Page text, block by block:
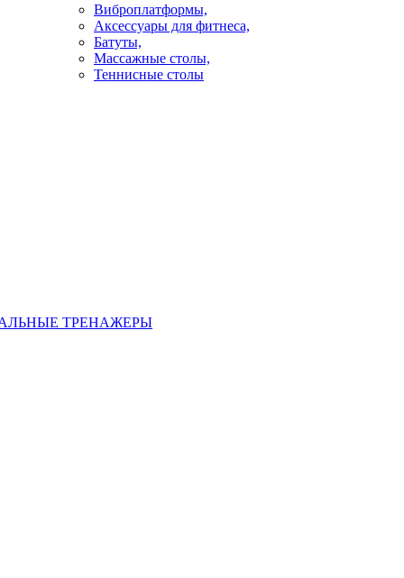
Виброплатформы,
Аксессуары для фитнеса,
Батуты,
Массажные столы,
Теннисные столы
ТРЕНАЖЕРЫ